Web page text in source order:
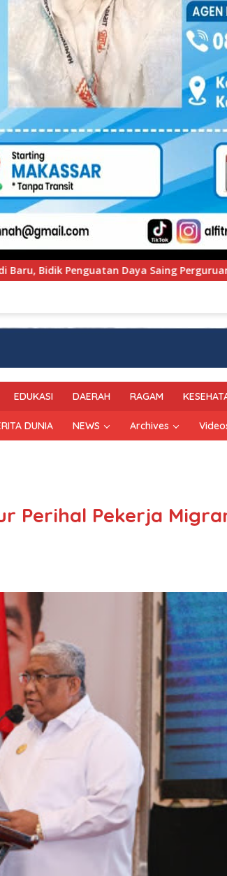
Tinggi. PT Pegadaian
EDUKASI DAERAH RAGAM
DUNIA NEWS Archives
Perihal Pekerja